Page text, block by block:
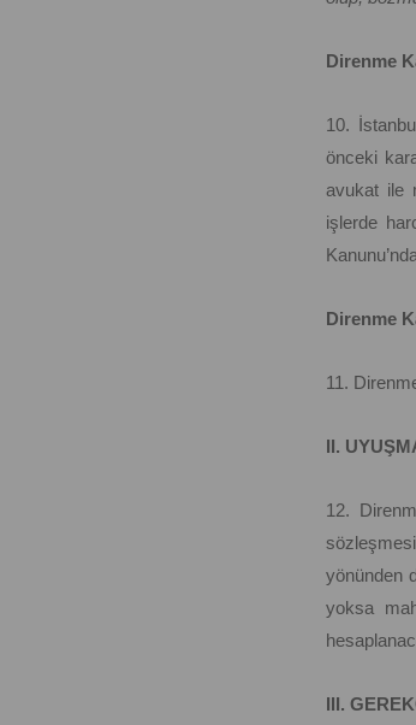
Direnme
10.
önceki
avukat ile
işlerde
Direnme
11.
II.
12.
yönünden
yoksa
III.